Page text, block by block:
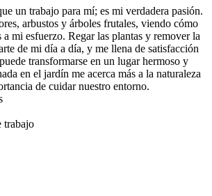
un trabajo para mí; es mi verdadera pasión.
arbustos y árboles frutales, viendo cómo
mi esfuerzo. Regar las plantas y remover la
de mi día a día, y me llena de satisfacción
transformarse en un lugar hermoso y
en el jardín me acerca más a la naturaleza
de cuidar nuestro entorno.
trabajo